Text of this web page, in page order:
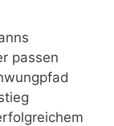
passen